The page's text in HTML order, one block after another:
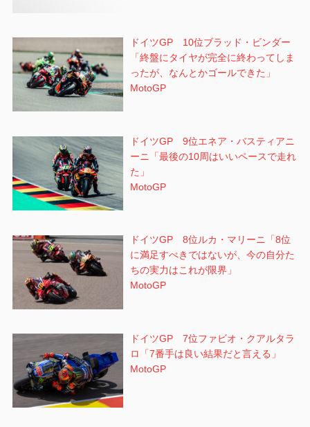
ドイツGP 10位ブラッド・ビンダー
「終盤にタイヤが完全に終わってしま
ったが、なんとかゴールできた」
MotoGP
ドイツGP 9位エネア・バスティアニ
ーニ「最後の10周はいいペースで走れ
た」
MotoGP
ドイツGP 8位ルカ・マリーニ「8位
に満足すべきではないが、今の自分た
ちの実力はこれが限界」
MotoGP
ドイツGP 7位ファビオ・クアルタラ
ロ「7番手は良い結果だと言える」
MotoGP